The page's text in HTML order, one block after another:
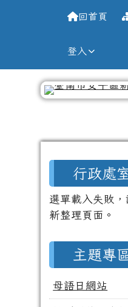
台南市新南
回首頁
登入
左邊區域
行政處
選單載入失敗，
新整理頁面。
主題專
母語日網站